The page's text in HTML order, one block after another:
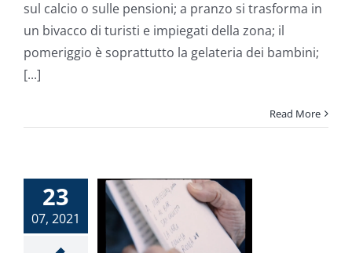
sul calcio o sulle pensioni; a pranzo si trasforma in
un bivacco di turisti e impiegati della zona; il
pomeriggio è soprattutto la gelateria dei bambini;
[...]
Read More
23
07, 2021
Di